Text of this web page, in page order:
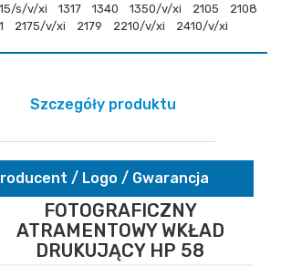
s/v/xi 1317 1340 1350/v/xi 2105
2108
2175/v/xi 2179 2210/v/xi
2410/v/xi
Szczegóły produktu
/ Logo / Gwarancja
FOTOGRAFICZNY
ATRAMENTOWY WKŁAD
DRUKUJĄCY HP 58